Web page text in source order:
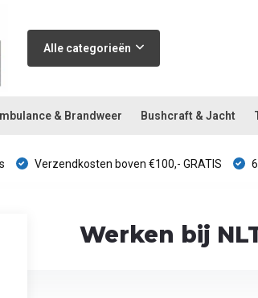
Alle categorieën
& Brandweer Bushcraft & Jacht
Verzendkosten boven €100,- GRATIS
Werken bij